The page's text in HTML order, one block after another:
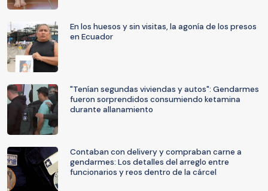
En los huesos y sin visitas, la agonía de los presos
en Ecuador
"Tenían segundas viviendas y autos": Gendarmes
fueron sorprendidos consumiendo ketamina
durante allanamiento
Contaban con delivery y compraban carne a
gendarmes: Los detalles del arreglo entre
funcionarios y reos dentro de la cárcel